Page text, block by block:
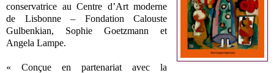
conservatrice au Centre d’Art moderne
de Lisbonne – Fondation Calouste
Gulbenkian, Sophie Goetzmann et
Angela Lampe.
« Conçue en partenariat avec la